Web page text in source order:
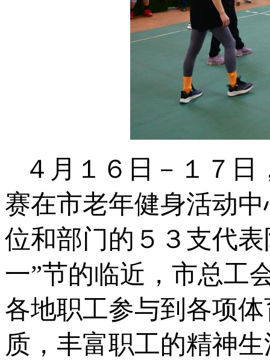
４月１６日－１７
赛在市老年健身活动
位和部门的５３支代
一”节的临近，市总工
各地职工参与到各项
质，丰富职工的精神